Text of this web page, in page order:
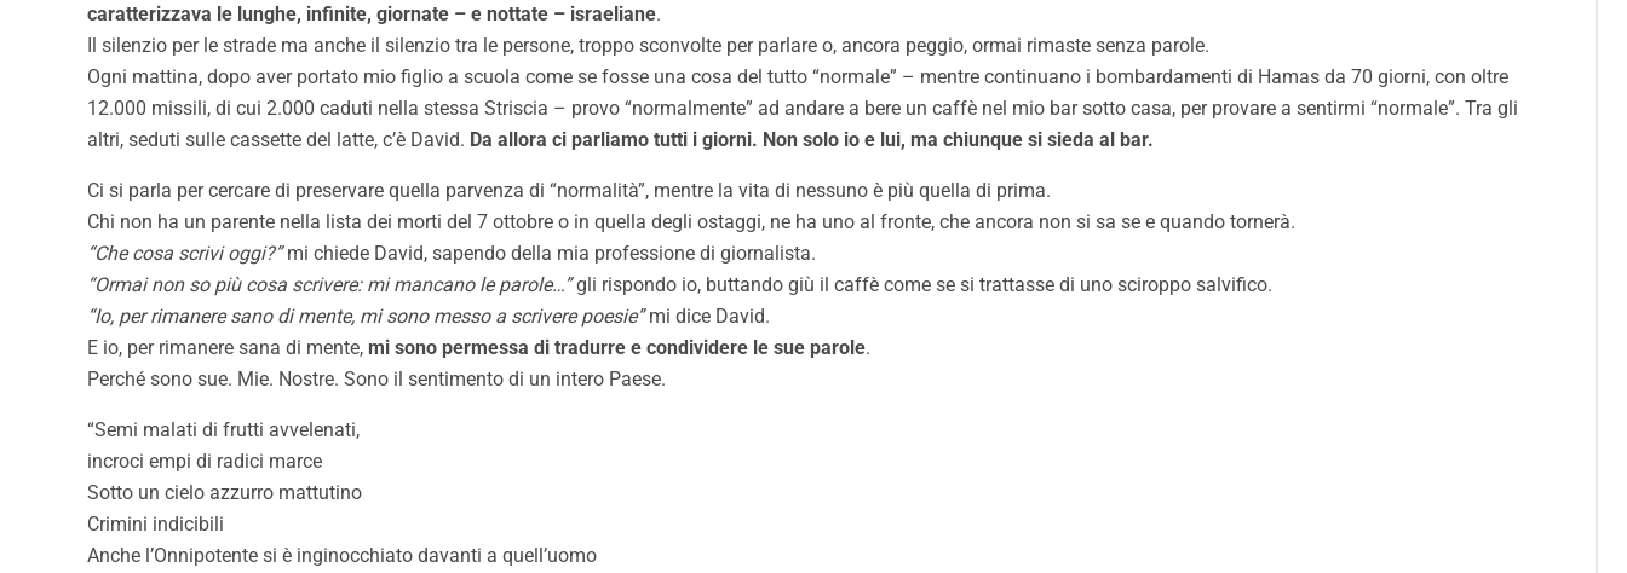
caratterizzava le lunghe, infinite, giornate – e nottate – israeliane.
Il silenzio per le strade ma anche il silenzio tra le persone, troppo sconvolte per parlare o, ancora peggio, ormai rimaste senza parole.
Ogni mattina, dopo aver portato mio figlio a scuola come se fosse una cosa del tutto “normale” – mentre continuano i bombardamenti di Hamas da 70 giorni, con oltre
12.000 missili, di cui 2.000 caduti nella stessa Striscia – provo “normalmente” ad andare a bere un caffè nel mio bar sotto casa, per provare a sentirmi “normale”. Tra gli
altri, seduti sulle cassette del latte, c’è David. Da allora ci parliamo tutti i giorni. Non solo io e lui, ma chiunque si sieda al bar.
Ci si parla per cercare di preservare quella parvenza di “normalità”, mentre la vita di nessuno è più quella di prima.
Chi non ha un parente nella lista dei morti del 7 ottobre o in quella degli ostaggi, ne ha uno al fronte, che ancora non si sa se e quando tornerà.
“Che cosa scrivi oggi?”mi chiede David, sapendo della mia professione di giornalista.
“Ormai non so più cosa scrivere: mi mancano le parole…”gli rispondo io, buttando giù il caffè come se si trattasse di uno sciroppo salvifico.
“Io, per rimanere sano di mente, mi sono messo a scrivere poesie”mi dice David.
E io, per rimanere sana di mente, mi sono permessa di tradurre e condividere le sue parole.
Perché sono sue. Mie. Nostre. Sono il sentimento di un intero Paese.
“Semi malati di frutti avvelenati,
incroci empi di radici marce
Sotto un cielo azzurro mattutino
Crimini indicibili
Anche l’Onnipotente si è inginocchiato davanti a quell’uomo